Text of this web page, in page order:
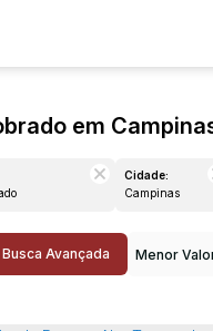
em
Cidade:
Campinas
Busca Avançada